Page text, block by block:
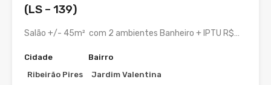
(LS – 139)
Salão +/- 45m² com 2 ambientes Banheiro + IPTU R$…
Cidade
Ribeirão Pires
Bairro
Jardim Valentina